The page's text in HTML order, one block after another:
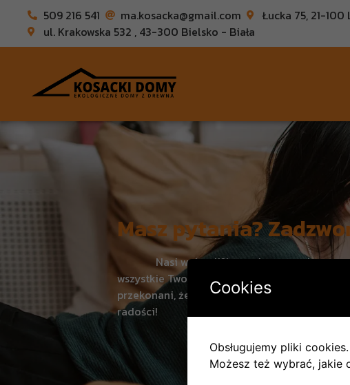
509 216 541 ma.kosacka@gmail.com
Łucka 75, 21-100
ul. Krakowska 532 , 43-300 Bielsko - Biała
Masz pytania?
Nasi wykwalifikowani pracownicy są
wszystkie Twoje pytania i pomóc Ci w
przekonani, że nasza oferta spełni Twoje
radości!
Cookies
Obsługujemy pliki
Możesz też wybrać, jakie